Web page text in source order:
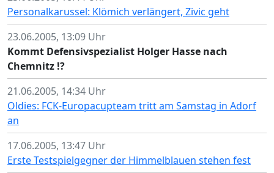
Personalkarussel: Klömich verlängert, Zivic geht
23.06.2005, 13:09 Uhr
Kommt Defensivspezialist Holger Hasse nach
Chemnitz !?
21.06.2005, 14:34 Uhr
Oldies: FCK-Europacupteam tritt am Samstag in Adorf
an
17.06.2005, 13:47 Uhr
Erste Testspielgegner der Himmelblauen stehen fest